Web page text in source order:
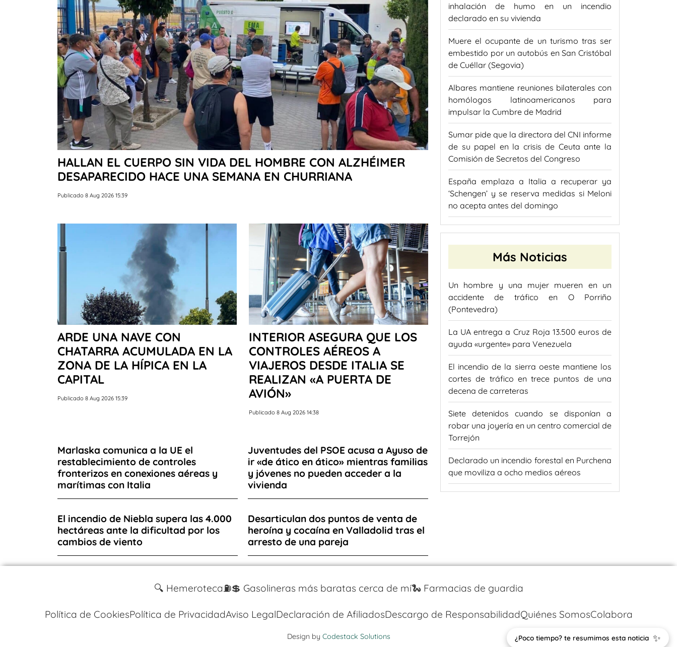
¿Poco tiempo? te resumimos esta noticia ✨
HALLAN EL CUERPO SIN VIDA DEL HOMBRE CON ALZHÉIMER
DESAPARECIDO HACE UNA SEMANA EN CHURRIANA
Publicado 8 Aug 2026 15:39
ARDE UNA NAVE CON
CHATARRA ACUMULADA EN LA
ZONA DE LA HÍPICA EN LA
CAPITAL
Publicado 8 Aug 2026 15:39
INTERIOR ASEGURA QUE LOS
CONTROLES AÉREOS A
VIAJEROS DESDE ITALIA SE
REALIZAN «A PUERTA DE
AVIÓN»
Publicado 8 Aug 2026 14:38
Marlaska comunica a la UE el
restablecimiento de controles
fronterizos en conexiones aéreas y
marítimas con Italia
Juventudes del PSOE acusa a Ayuso de
ir «de ático en ático» mientras familias
y jóvenes no pueden acceder a la
vivienda
El incendio de Niebla supera las 4.000
hectáreas ante la dificultad por los
cambios de viento
Desarticulan dos puntos de venta de
heroína y cocaína en Valladolid tras el
arresto de una pareja
inhalación de humo en un incendio
declarado en su vivienda
Muere el ocupante de un turismo tras ser
embestido por un autobús en San Cristóbal
de Cuéllar (Segovia)
Albares mantiene reuniones bilaterales con
homólogos latinoamericanos para
impulsar la Cumbre de Madrid
Sumar pide que la directora del CNI informe
de su papel en la crisis de Ceuta ante la
Comisión de Secretos del Congreso
España emplaza a Italia a recuperar ya
‘Schengen’ y se reserva medidas si Meloni
no acepta antes del domingo
Más Noticias
Un hombre y una mujer mueren en un
accidente de tráfico en O Porriño
(Pontevedra)
La UA entrega a Cruz Roja 13.500 euros de
ayuda «urgente» para Venezuela
El incendio de la sierra oeste mantiene los
cortes de tráfico en trece puntos de una
decena de carreteras
Siete detenidos cuando se disponían a
robar una joyería en un centro comercial de
Torrejón
Declarado un incendio forestal en Purchena
que moviliza a ocho medios aéreos
🔍 Hemeroteca⛽️💲 Gasolineras más baratas cerca de mí🐍 Farmacias de guardia
Política de CookiesPolítica de PrivacidadAviso LegalDeclaración de AfiliadosDescargo de ResponsabilidadQuiénes SomosColabora
Design by Codestack Solutions